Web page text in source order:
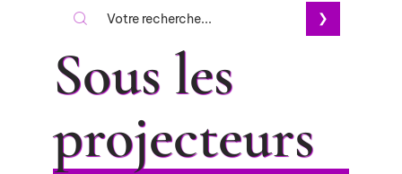
Sous les
projecteurs